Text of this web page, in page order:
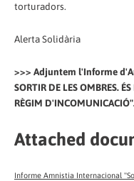
torturadors.
Alerta Solidària
>>> Adjuntem l'Informe
SORTIR DE LES OMBRES.
RÈGIM
Attached
Informe Amnistia Internacional